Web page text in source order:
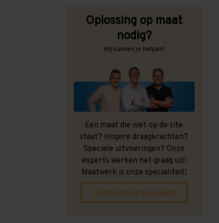
Oplossing op maat
nodig?
Wij kunnen je helpen!
Een maat die niet op de site
staat? Hogere draagkrachten?
Speciale uitvoeringen? Onze
experts werken het graag uit!
Maatwerk is onze specialiteit!
Contact met specialist